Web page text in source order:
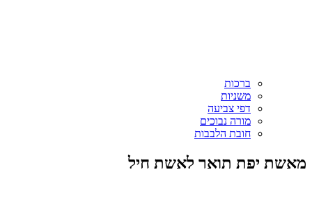
ברכות
משניות
דפי צביעה
מורה נבוכים
חובת הלבבות
מאשת יפת תואר לאשת חיל